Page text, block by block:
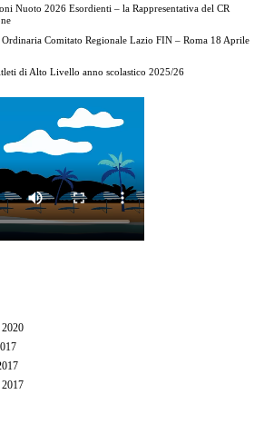
Nuoto 2026 Esordienti – la Rappresentativa del CR
Ordinaria Comitato Regionale Lazio FIN – Roma 18 Aprile
di Alto Livello anno scolastico 2025/26